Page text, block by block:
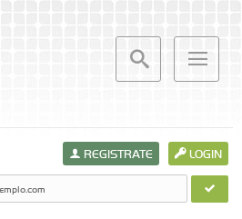
LOGIN
REGISTRATE